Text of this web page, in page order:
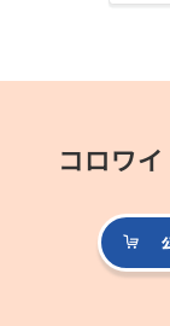
コロワ